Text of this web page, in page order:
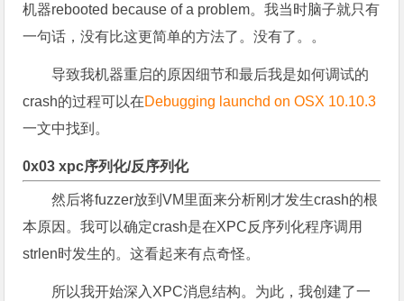
机器rebooted because of a problem。我当时脑子就只有
一句话，没有比这更简单的方法了。没有了。。
导致我机器重启的原因细节和最后我是如何调试的
crash的过程可以在Debugging launchd on OSX 10.10.3
一文中找到。
0x03 xpc序列化/反序列化
然后将fuzzer放到VM里面来分析刚才发生crash的根
本原因。我可以确定crash是在XPC反序列化程序调用
strlen时发生的。这看起来有点奇怪。
所以我开始深入XPC消息结构。为此，我创建了一